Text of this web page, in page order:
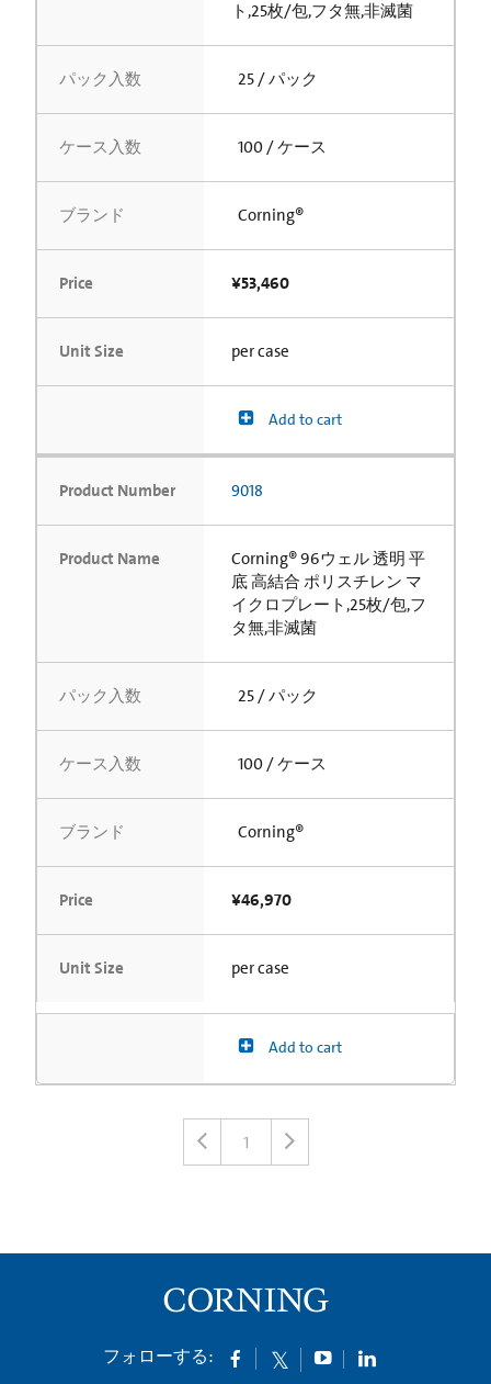
ト,25枚/包,フタ無,非滅菌
パック入数 25 / パック
ケース入数 100 / ケース
ブランド Corning®
Price ¥53,460
Unit Size per case
Add to cart
Product Number 9018
Product Name
Corning® 96ウェル 透明 平
底 高結合 ポリスチレン マ
イクロプレート,25枚/包,フ
タ無,非滅菌
パック入数 25 / パック
ケース入数 100 / ケース
ブランド Corning®
Price ¥46,970
Unit Size per case
Add to cart
1
フォローする: